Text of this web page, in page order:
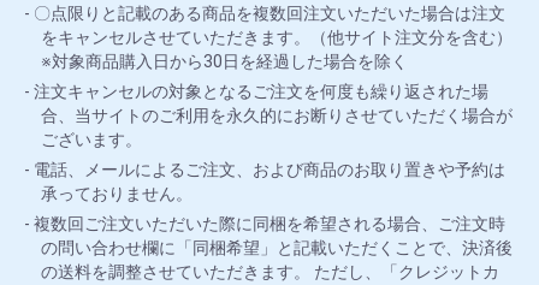
〇点限りと記載のある商品を複数回注文いただいた場合は注文
をキャンセルさせていただきます。（他サイト注文分を含む）
※対象商品購入日から30日を経過した場合を除く
注文キャンセルの対象となるご注文を何度も繰り返された場
合、当サイトのご利用を永久的にお断りさせていただく場合が
ございます。
電話、メールによるご注文、および商品のお取り置きや予約は
承っておりません。
複数回ご注文いただいた際に同梱を希望される場合、ご注文時
の問い合わせ欄に「同梱希望」と記載いただくことで、決済後
の送料を調整させていただきます。 ただし、「クレジットカ